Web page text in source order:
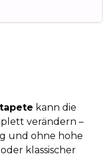
kann die
verändern –
und ohne hohe
klassischer